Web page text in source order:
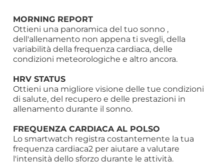
MORNING REPORT
Ottieni una panoramica del tuo sonno ,
dell'allenamento non appena ti svegli, della
variabilità della frequenza cardiaca, delle
condizioni meteorologiche e altro ancora.
HRV STATUS
Ottieni una migliore visione delle tue condizioni
di salute, del recupero e delle prestazioni in
allenamento durante il sonno.
FREQUENZA CARDIACA AL POLSO
Lo smartwatch registra costantemente la tua
frequenza cardiaca2 per aiutare a valutare
l'intensità dello sforzo durante le attività.